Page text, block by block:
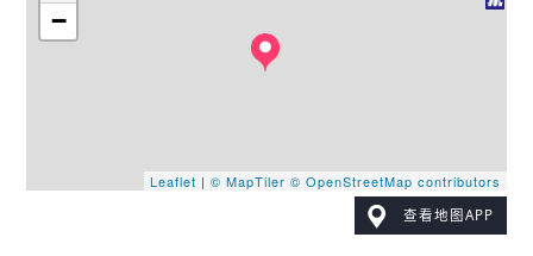
−
Leaflet | © MapTiler © OpenStreetMap contributors
查看地图APP